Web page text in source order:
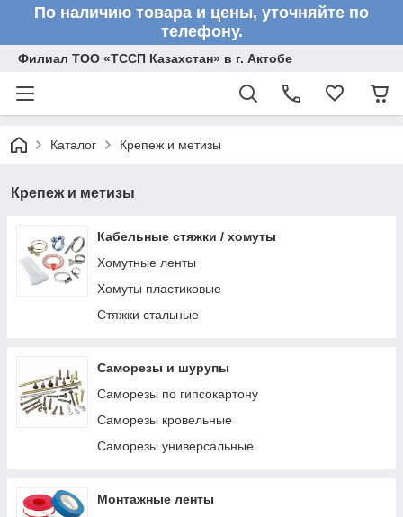
По наличию товара и цены, уточняйте по
телефону.
Филиал ТОО «ТССП Казахстан» в г. Актобе
Каталог Крепеж и метизы
Крепеж и метизы
Кабельные стяжки / хомуты
Хомутные ленты
Хомуты пластиковые
Стяжки стальные
Саморезы и шурупы
Саморезы по гипсокартону
Саморезы кровельные
Саморезы универсальные
Монтажные ленты